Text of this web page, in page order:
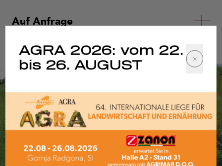
Auf Anfrage
AGRA 2026: vom 22.
bis 26. AUGUST